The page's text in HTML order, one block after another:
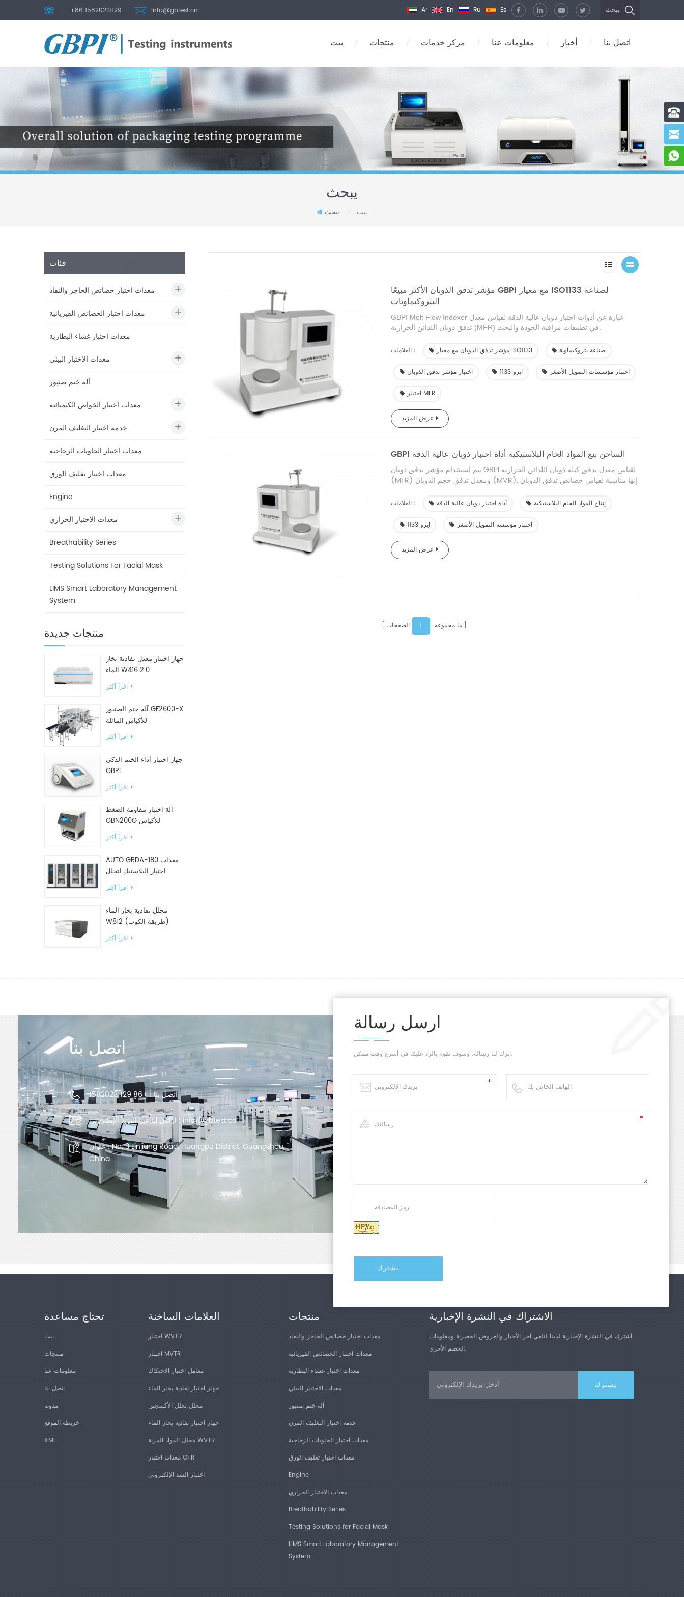
+86 15820231129 info@gbtest.cn يبحث Ar En Ru Es
بيت / منتجات / مركز خدمات / معلومات عنا / أخبار / اتصل بنا
يبحث
بيت يبحث
فئات
معدات اختبار خصائص الحاجز والنفاذ
معدات اختبار الخصائص الفيزيائية
معدات اختبار غشاء البطارية
معدات الاختبار البيئي
آلة ختم صنبور
معدات اختبار الخواص الكيميائية
خدمة اختبار التغليف المرن
معدات اختبار الحاويات الزجاجية
معدات اختبار تغليف الورق
Engine
معدات الاختبار الحراري
Breathability Series
Testing Solutions For Facial Mask
LIMS Smart Laboratory Management
System
منتجات جديدة
جهاز اختبار معدل نفاذية بخار
الماء W416 2.0
اقرأ أكثر
آلة ختم الصنبور GF2600-X
للأكياس المائلة
اقرأ أكثر
جهاز اختبار أداء الختم الذكي
GBPI
اقرأ أكثر
آلة اختبار مقاومة الضغط
GBN200G للأكياس
البلاستيكية
اقرأ أكثر
AUTO GBDA-180 معدات
اختبار البلاستيك لتحلل
السماد
اقرأ أكثر
محلل نفاذية بخار الماء
W812 (طريقة الكوب)
اقرأ أكثر
مؤشر تدفق الذوبان الأكثر مبيعًا GBPI مع معيار ISO1133 لصناعة
البتروكيماويات
GBPI Melt Flow Indexer عبارة عن أدوات اختبار ذوبان عالية الدقة لقياس معدل
تدفق ذوبان اللدائن الحرارية (MFR) في تطبيقات مراقبة الجودة والبحث.
وABS البلاستيكية والبلاستيكية، وتستخدم على نطاق واسع في إنتاج المواد الخام
العلامات : مؤشر تدفق الذوبان مع معيار ISO1133 صناعة بتروكيماوية
اختبار مؤشر تدفق الذوبان ايزو 1133 اختبار مؤسسات التمويل الأصغر
اختبار MFR
عرض المزيد
GBPI الساخن بيع المواد الخام البلاستيكية أداة اختبار ذوبان عالية الدقة
يتم استخدام مؤشر تدفق ذوبان GBPI لقياس معدل تدفق كتلة ذوبان اللدائن الحرارية
(MFR) ومعدل تدفق حجم الذوبان (MVR). إنها مناسبة لقياس خصائص تدفق الذوبان
نطاق واسع في إنتاج المواد الخام البلاستيكية وصناعة البتروكيماويات وأقسام البحث
العلامات : أداة اختبار ذوبان عالية الدقة إنتاج المواد الخام البلاستيكية
ايزو 1133 اختبار مؤسسة التمويل الأصغر
عرض المزيد
ما مجموعه 1 الصفحات
اتصل بنا
اتصل بنا :+86 15820231129
ارسل لنا عبر البريد الإلكتروني :info@gbtest.cn
عنوان :No. 3 Linjiang Road, Huangpu District, Guangzhou,
China
ارسل رسالة
اترك لنا رسالة، وسوف نقوم بالرد عليك في أسرع وقت ممكن.
تحتاج مساعدة
بيت
منتجات
معلومات عنا
اتصل بنا
مدونة
خريطة الموقع
XML
العلامات الساخنة
اختبار WVTR
اختبار MVTR
معامل اختبار الاحتكاك
جهاز اختبار نفاذية بخار الماء
محلل تخلل الأكسجين
جهاز اختبار نفاذية بخار الماء
محلل المواد المرنة WVTR
معدات اختبار OTR
اختبار الشد الإلكتروني
منتجات
معدات اختبار خصائص الحاجز والنفاذ
معدات اختبار الخصائص الفيزيائية
معدات اختبار غشاء البطارية
معدات الاختبار البيئي
آلة ختم صنبور
خدمة اختبار التغليف المرن
معدات اختبار الحاويات الزجاجية
معدات اختبار تغليف الورق
Engine
معدات الاختبار الحراري
Breathability Series
Testing Solutions for Facial Mask
LIMS Smart Laboratory Management
System
الاشتراك في النشرة الإخبارية
اشترك في النشرة الإخبارية لدينا لتلقي آخر الأخبار والعروض الحصرية ومعلومات
الخصم الأخرى.